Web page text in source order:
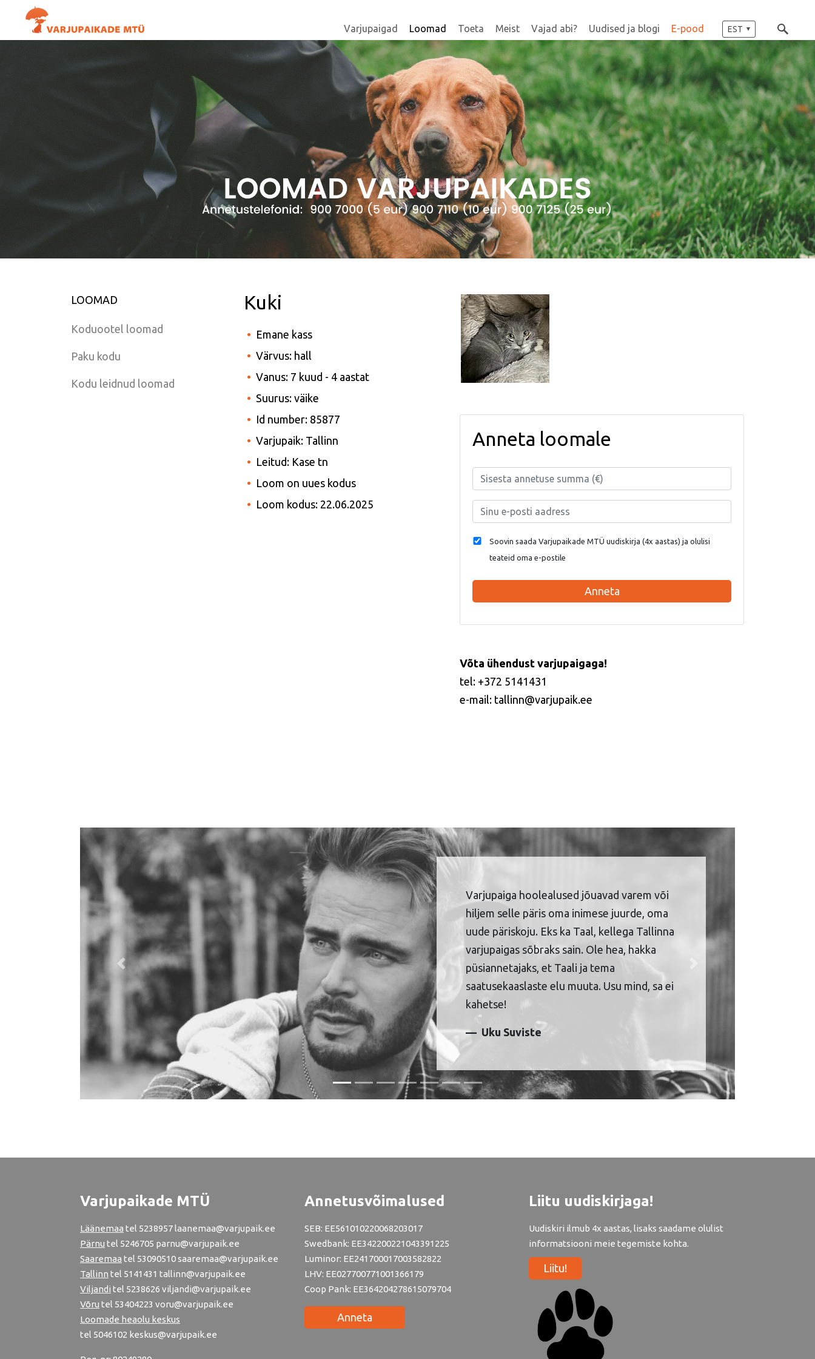
Varjupaigad Loomad Toeta Meist Vajad abi? Uudised ja blogi E-pood EST
LOOMAD
Koduootel loomad
Paku kodu
Kodu leidnud loomad
Kuki
Emane kass
Värvus: hall
Vanus: 7 kuud - 4 aastat
Suurus: väike
Id number: 85877
Varjupaik: Tallinn
Leitud: Kase tn
Loom on uues kodus
Loom kodus: 22.06.2025
Anneta loomale
Soovin saada Varjupaikade MTÜ uudiskirja (4x aastas) ja olulisi
teateid oma e-postile
Anneta
Võta ühendust varjupaigaga!
tel: +372 5141431
e-mail: tallinn@varjupaik.ee
Varjupaiga hoolealused jõuavad varem või
hiljem selle päris oma inimese juurde, oma
uude päriskoju. Eks ka Taal, kellega Tallinna
varjupaigas sõbraks sain. Ole hea, hakka
püsiannetajaks, et Taali ja tema
saatusekaaslaste elu muuta. Usu mind, sa ei
kahetse!
Uku Suviste
Previous Next
Varjupaikade MTÜ
Läänemaa tel 5238957 laanemaa@varjupaik.ee
Pärnu tel 5246705 parnu@varjupaik.ee
Saaremaa tel 53090510 saaremaa@varjupaik.ee
Tallinn tel 5141431 tallinn@varjupaik.ee
Viljandi tel 5238626 viljandi@varjupaik.ee
Võru tel 53404223 voru@varjupaik.ee
Loomade heaolu keskus
tel 5046102 keskus@varjupaik.ee
Annetusvõimalused
SEB: EE561010220068203017
Swedbank: EE342200221043391225
Luminor: EE241700017003582822
LHV: EE027700771001366179
Coop Pank: EE364204278615079704
Anneta
Liitu uudiskirjaga!
Uudiskiri ilmub 4x aastas, lisaks saadame olulist
informatsiooni meie tegemiste kohta.
Liitu!